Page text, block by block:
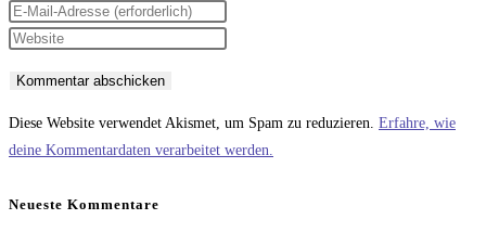
deinen
Namen
zum
Kommentieren
Gib
deine
Adresse
zum
ein
Gib
URL
ein
Diese Website verwendet Akismet, um Spam zu reduzieren. Erfahre, wie
deine Kommentardaten verarbeitet werden.
Neueste Kommentare